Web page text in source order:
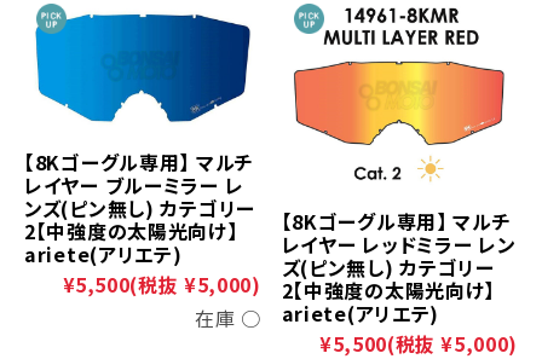
【8Kゴーグル専用】 マルチ
レイヤー ブルーミラー レ
ンズ(ピン無し) カテゴリー
2【中強度の太陽光向け】
ariete(アリエテ)
¥5,500(税抜 ¥5,000)
在庫 ○
【8Kゴーグル専用】 マルチ
レイヤー レッドミラー レン
ズ(ピン無し) カテゴリー
2【中強度の太陽光向け】
ariete(アリエテ)
¥5,500(税抜 ¥5,000)